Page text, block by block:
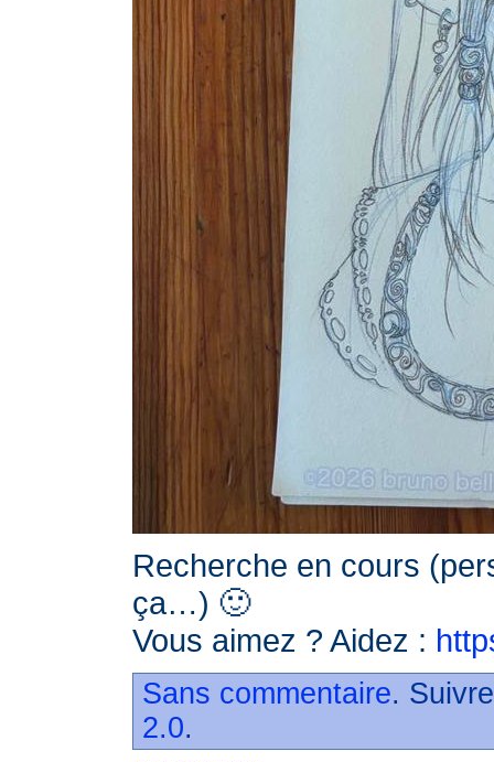
Recherche en cours
ça…) 🙂
Vous aimez ? Aidez :
Sans commentaire.
2.0.